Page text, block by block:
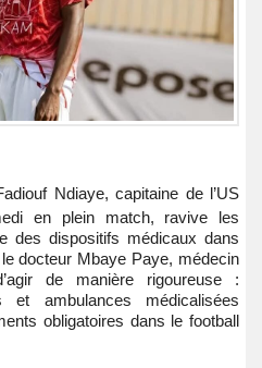
Ndiaye, capitaine de l’US
en plein match, ravive les
des dispositifs médicaux dans
docteur Mbaye Paye, médecin
de manière rigoureuse :
et ambulances médicalisées
obligatoires dans le football